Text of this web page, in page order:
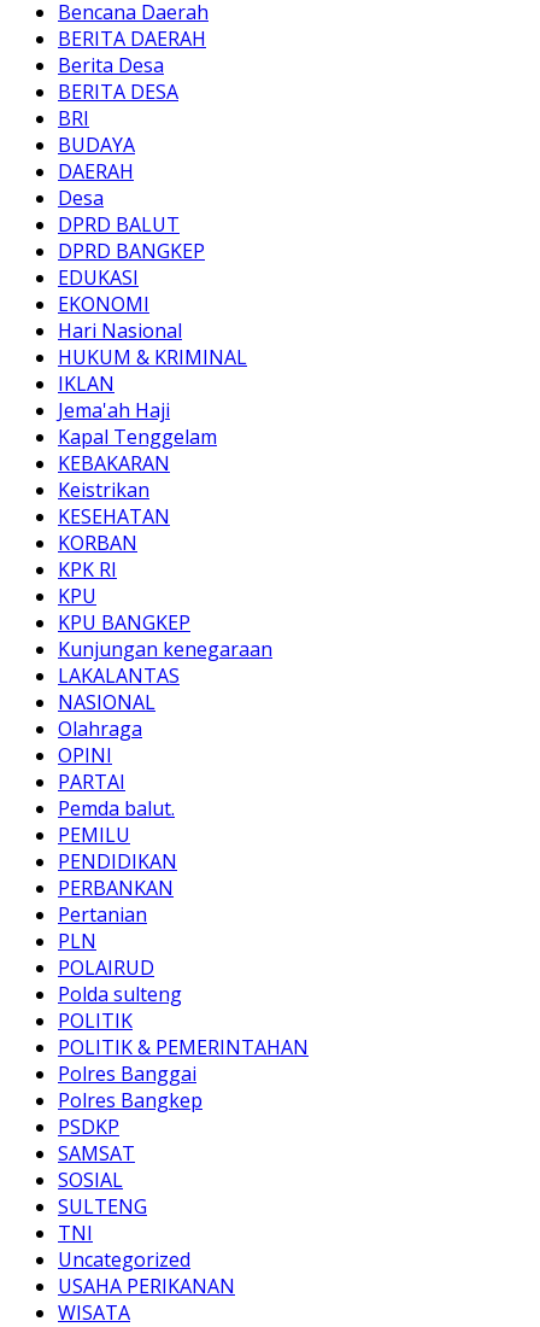
Bencana Daerah
BERITA DAERAH
Berita Desa
BERITA DESA
BRI
BUDAYA
DAERAH
Desa
DPRD BALUT
DPRD BANGKEP
EDUKASI
EKONOMI
Hari Nasional
HUKUM & KRIMINAL
IKLAN
Jema'ah Haji
Kapal Tenggelam
KEBAKARAN
Keistrikan
KESEHATAN
KORBAN
KPK RI
KPU
KPU BANGKEP
Kunjungan kenegaraan
LAKALANTAS
NASIONAL
Olahraga
OPINI
PARTAI
Pemda balut.
PEMILU
PENDIDIKAN
PERBANKAN
Pertanian
PLN
POLAIRUD
Polda sulteng
POLITIK
POLITIK & PEMERINTAHAN
Polres Banggai
Polres Bangkep
PSDKP
SAMSAT
SOSIAL
SULTENG
TNI
Uncategorized
USAHA PERIKANAN
WISATA